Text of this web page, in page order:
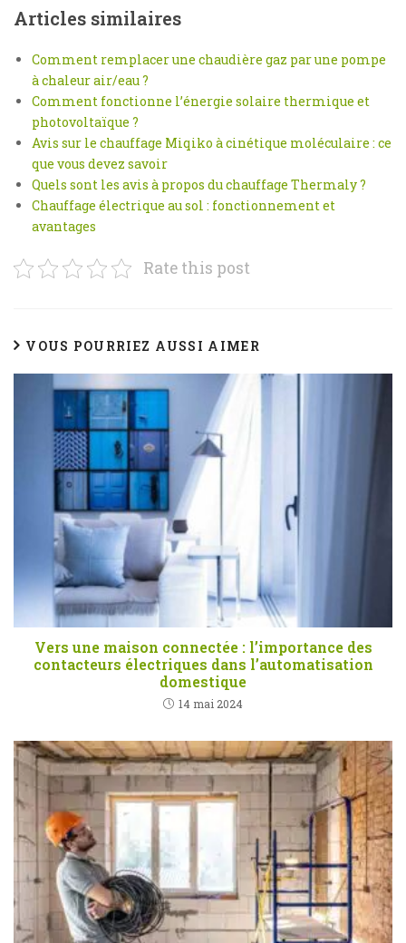
Articles similaires
Comment remplacer une chaudière gaz par une pompe
à chaleur air/eau ?
Comment fonctionne l’énergie solaire thermique et
photovoltaïque ?
Avis sur le chauffage Miqiko à cinétique moléculaire : ce
que vous devez savoir
Quels sont les avis à propos du chauffage Thermaly ?
Chauffage électrique au sol : fonctionnement et
avantages
Rate this post
VOUS POURRIEZ AUSSI AIMER
Vers une maison connectée : l’importance des
contacteurs électriques dans l’automatisation
domestique
14 mai 2024